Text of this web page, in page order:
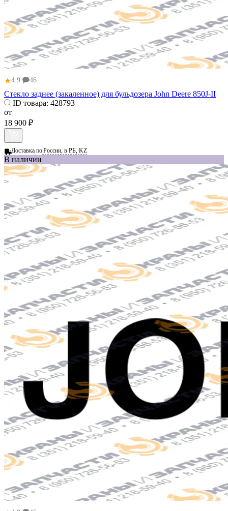
★4.9 46
Стекло заднее (закаленное) для бульдозера John Deere 850J-II
ID товара: 428793
от
18 900 ₽
Доставка поРоссии, в РБ, KZ
В наличии